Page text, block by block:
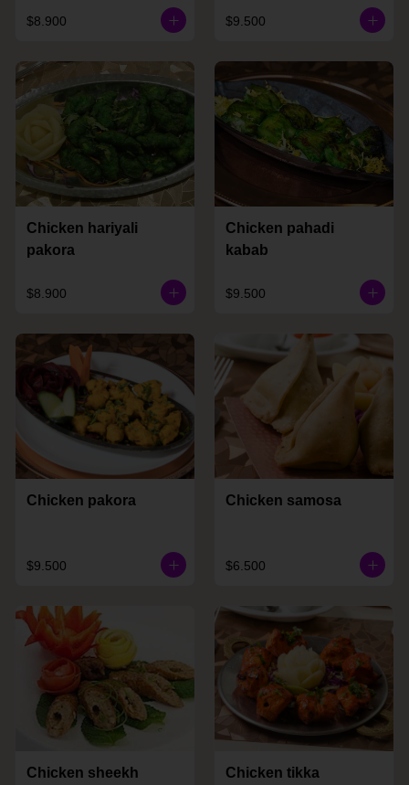
$8.900 $9.500
Chicken hariyali
pakora
$8.900
Chicken pahadi
kabab
$9.500
Chicken pakora
$9.500
Chicken samosa
$6.500
Chicken sheekh
Chicken tikka